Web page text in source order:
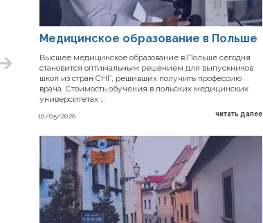
Медицинское образование в Польше
10/05/2020
Высшее медицинское образование в Польше сегодня
становится оптимальным решением для выпускников
школ из стран СНГ, решивших получить профессию
врача. Стоимость обучения в польских медицинских
университетах …
читать далее